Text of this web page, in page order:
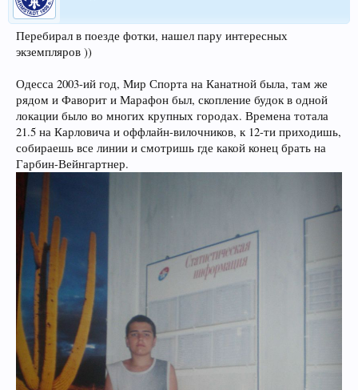
Перебирал в поезде фотки, нашел пару интересных
экземпляров ))
Одесса 2003-ий год, Мир Спорта на Канатной была, там же
рядом и Фаворит и Марафон был, скопление будок в одной
локации было во многих крупных городах. Времена тотала
21.5 на Карловича и оффлайн-вилочников, к 12-ти приходишь,
собираешь все линии и смотришь где какой конец брать на
Гарбин-Вейнгартнер.